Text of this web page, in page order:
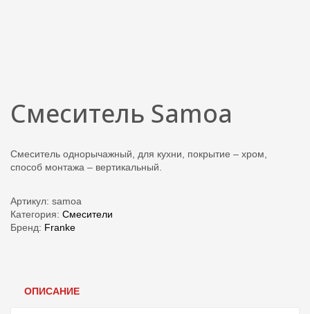
Смеситель Samoa
Смеситель однорычажный, для кухни, покрытие – хром,
способ монтажа – вертикальный.
Артикул: samoa
Категория: Смесители
Бренд: Franke
ОПИСАНИЕ